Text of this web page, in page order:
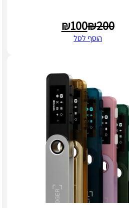
₪200 המחיר
המקורי
₪200.
₪100
המחיר
הנוכחי
₪100.
הוסף לסל